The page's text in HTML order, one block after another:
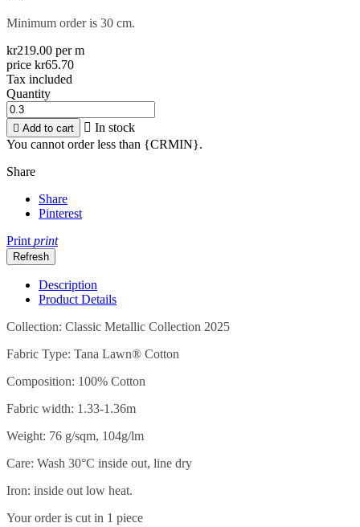
Minimum order is 30 cm.
kr219.00 per m
price kr65.70
Tax included
Quantity
 Add to cart  In stock
You cannot order less than {CRMIN}.
Share
Share
Pinterest
Printprint
Description
Product Details
Collection: Classic Metallic Collection 2025
Fabric Type: Tana Lawn® Cotton
Composition: 100% Cotton
Fabric width: 1.33-1.36m
Weight: 76 g/sqm, 104g/lm
Care: Wash 30°C inside out, line dry
Iron: inside out low heat.
Your order is cut in 1 piece